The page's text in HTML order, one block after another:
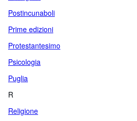
Postincunaboli
Prime edizioni
Protestantesimo
Psicologia
Puglia
R
Religione